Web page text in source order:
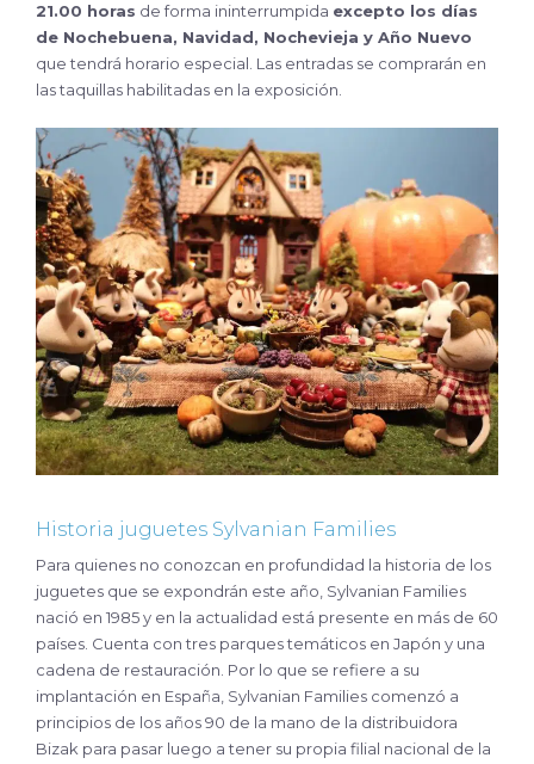
21.00 horas de forma ininterrumpida excepto los días
de Nochebuena, Navidad, Nochevieja y Año Nuevo
que tendrá horario especial. Las entradas se comprarán en
las taquillas habilitadas en la exposición.
Historia juguetes Sylvanian Families
Para quienes no conozcan en profundidad la historia de los
juguetes que se expondrán este año, Sylvanian Families
nació en 1985 y en la actualidad está presente en más de 60
países. Cuenta con tres parques temáticos en Japón y una
cadena de restauración. Por lo que se refiere a su
implantación en España, Sylvanian Families comenzó a
principios de los años 90 de la mano de la distribuidora
Bizak para pasar luego a tener su propia filial nacional de la